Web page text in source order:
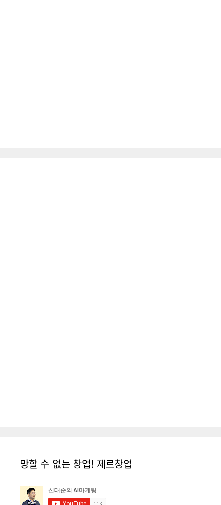
망할 수 없는 창업! 제로창업